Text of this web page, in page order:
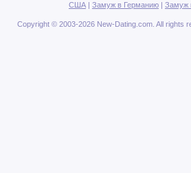
США | Замуж в Германию | Замуж
Copyright © 2003-2026 New-Dating.com. All rights